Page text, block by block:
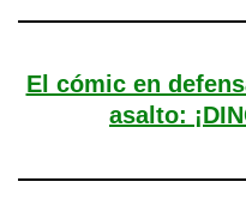
El cómic en
asalto: